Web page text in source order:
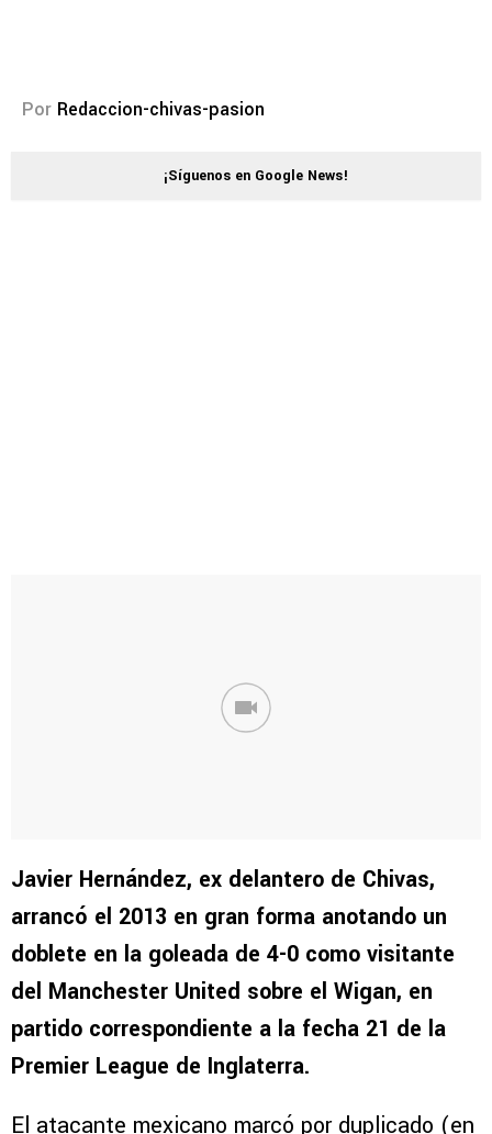
Por Redaccion-chivas-pasion
¡Síguenos en Google News!
Javier Hernández, ex delantero de Chivas,
arrancó el 2013 en gran forma anotando un
doblete en la goleada de 4-0 como visitante
del Manchester United sobre el Wigan, en
partido correspondiente a la fecha 21 de la
Premier League de Inglaterra.
El atacante mexicano marcó por duplicado (en